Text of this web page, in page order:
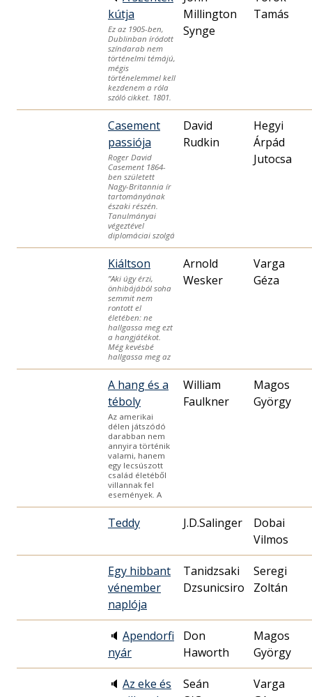
kútja
Ez az 1905-ben,
Dublinban íródott
színdarab nem
történelmi témájú,
mégis
történelemmel kell
kezdenem a róla
szóló cikket. 1801.
Millington
Synge
Tamás
Casement
passiója
Roger David
Casement 1864-
ben született
Nagy-Britannia ír
tartományának
északi részén.
Tanulmányai
végeztével
diplomáciai szolgá
David
Rudkin
Hegyi
Árpád
Jutocsa
Kiáltson
”Aki úgy érzi,
önhibájából soha
semmit nem
rontott el
életében: ne
hallgassa meg ezt
a hangjátékot.
Még kevésbé
hallgassa meg az
Arnold
Wesker
Varga
Géza
A hang és a
téboly
Az amerikai
délen játszódó
darabban nem
annyira történik
valami, hanem
egy lecsúszott
család életéből
villannak fel
események. A
William
Faulkner
Magos
György
Teddy J.D.Salinger
Dobai
Vilmos
Egy hibbant
vénember
naplója
Tanidzsaki
Dzsunicsiro
Seregi
Zoltán
🔈 Apendorfi
nyár
Don
Haworth
Magos
György
🔈 Az eke és
Seán
Varga